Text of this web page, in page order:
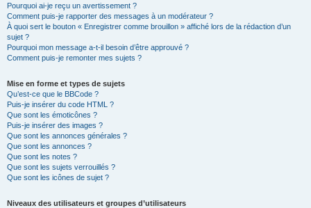
Pourquoi ai-je reçu un avertissement ?
Comment puis-je rapporter des messages à un modérateur ?
À quoi sert le bouton « Enregistrer comme brouillon » affiché lors de la rédaction d’un
sujet ?
Pourquoi mon message a-t-il besoin d’être approuvé ?
Comment puis-je remonter mes sujets ?
Mise en forme et types de sujets
Qu’est-ce que le BBCode ?
Puis-je insérer du code HTML ?
Que sont les émoticônes ?
Puis-je insérer des images ?
Que sont les annonces générales ?
Que sont les annonces ?
Que sont les notes ?
Que sont les sujets verrouillés ?
Que sont les icônes de sujet ?
Niveaux des utilisateurs et groupes d’utilisateurs